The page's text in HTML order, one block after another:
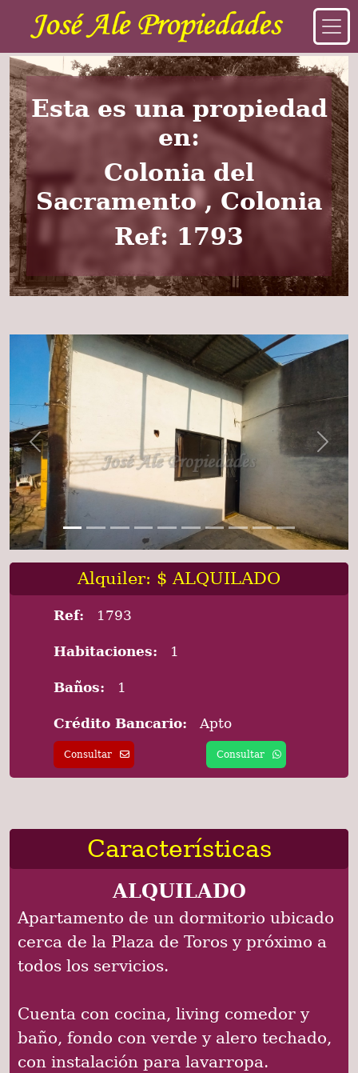
Esta es una propiedad
en:
Colonia del
Sacramento , Colonia
Ref: 1793
Previous Next
Alquiler: $ ALQUILADO
Ref: 1793
Habitaciones: 1
Baños: 1
Crédito Bancario: Apto
Consultar Consultar
Características
ALQUILADO
Apartamento de un dormitorio ubicado
cerca de la Plaza de Toros y próximo a
todos los servicios.
Cuenta con cocina, living comedor y
baño, fondo con verde y alero techado,
con instalación para lavarropa.